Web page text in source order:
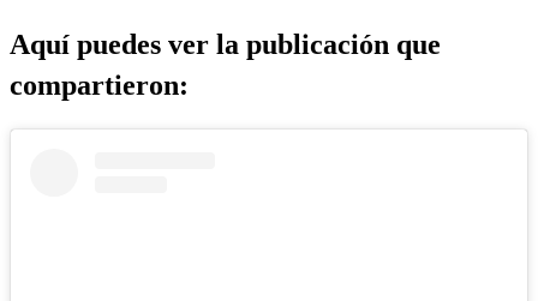
Aquí puedes ver la publicación que
compartieron: